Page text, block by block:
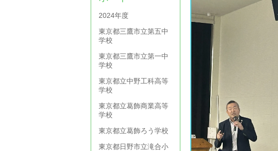
2024年度
東京都三鷹市立第五中
学校
東京都三鷹市立第一中
学校
東京都立中野工科高等
学校
東京都立葛飾商業高等
学校
東京都立葛飾ろう学校
東京都日野市立滝合小